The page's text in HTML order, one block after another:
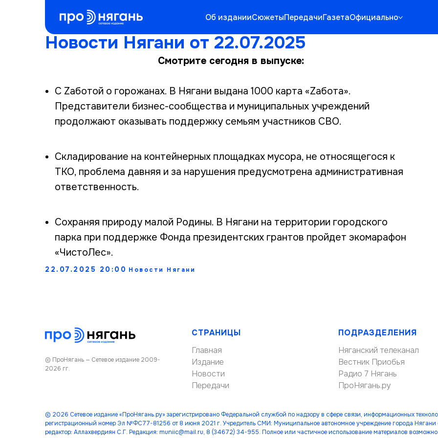
Об изданииСюжетыПередачиГазетаОфициально
Новости Нягани от 22.07.2025
Смотрите сегодня в выпуске:
С Zаботой о горожанах. В Нягани выдана 1000 карта «Zабота».
Представители бизнес-сообщества и муниципальных учреждений
продолжают оказывать поддержку семьям участников СВО.
Складирование на контейнерных площадках мусора, не относящегося к
ТКО, проблема давняя и за нарушения предусмотрена административная
ответственность.
Сохраняя природу малой Родины. В Нягани на территории городского
парка при поддержке Фонда президентских грантов пройдет экомарафон
«ЧистоЛес».
22.07.2025 20:00 Новости Нягани
© ПроНягань — Сетевое издание 2009-
2026 гг.
СТРАНИЦЫ
Главная
Издание
Новости
Передачи
ПОДРАЗДЕЛЕНИЯ
Няганский телеканал
Вестник Приобья
Радио 7 Нягань
ПроНягань.ру
© 2026 Сетевое издание «ПроНягань.ру» зарегистрировано Федеральной службой по надзору в сфере связи, информационных
регистрационный номер Эл №ФС77-81256 от 8 июня 2021 г. Учредитель СМИ: Муниципальное автономное учреждение города Нягани
редактор: Аллахвердиян С.Г. Редакция: muniic@mail.ru, 8 (34672) 34-955. Полное или частичное использование материалов возможно